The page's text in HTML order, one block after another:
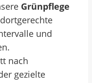
Grünpflege
und
nach
gezielte